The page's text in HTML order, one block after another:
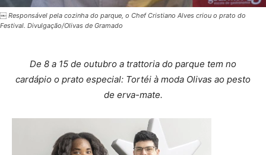
￼ Responsável pela cozinha do parque, o Chef Cristiano Alves criou o prato do
Festival. Divulgação/Olivas de Gramado
De 8 a 15 de outubro a trattoria do parque tem no
cardápio o prato especial: Tortéi à moda Olivas ao pesto
de erva-mate.